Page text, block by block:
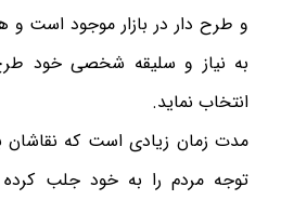
و طرح دار در بازار موجود است
به نیاز و سلیقه شخصی خود
انتخاب نماید.
مدت زمان زیادی است که نقاشان
توجه مردم را به خود جلب